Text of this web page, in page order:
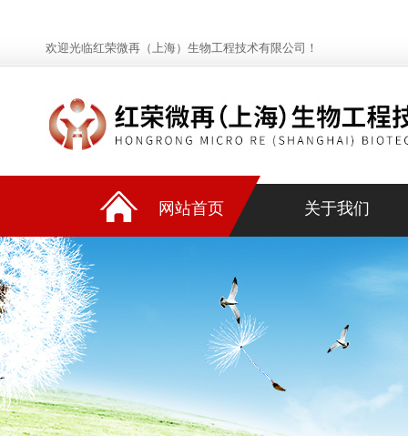
欢迎光临红荣微再（上海）生物工程技术有限公司！
网站首页 关于我们